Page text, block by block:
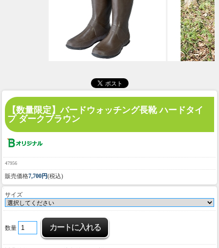
【数量限定】バードウォッチング長靴 ハードタイ
プ ダークブラウン
47956
販売価格7,700円(税込)
サイズ
数量